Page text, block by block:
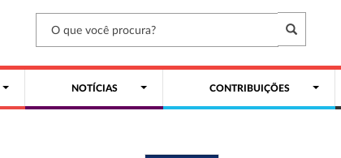
NOTÍCIAS CONTRIBUIÇÕES